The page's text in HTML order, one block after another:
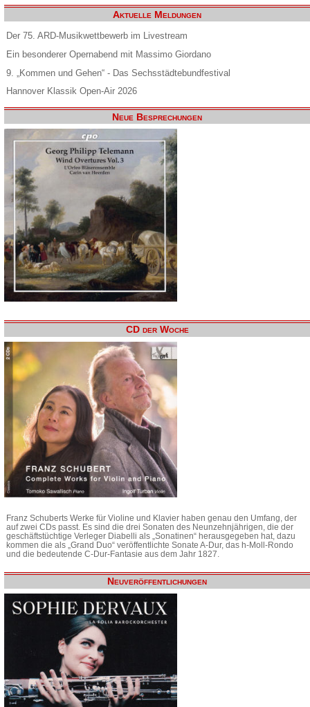
Aktuelle Meldungen
Der 75. ARD-Musikwettbewerb im Livestream
Ein besonderer Opernabend mit Massimo Giordano
9. „Kommen und Gehen“ - Das Sechsstädtebundfestival
Hannover Klassik Open-Air 2026
Neue Besprechungen
CD der Woche
Franz Schuberts Werke für Violine und Klavier haben genau den Umfang, der
auf zwei CDs passt. Es sind die drei Sonaten des Neunzehnjährigen, die der
geschäftstüchtige Verleger Diabelli als „Sonatinen“ herausgegeben hat, dazu
kommen die als „Grand Duo“ veröffentlichte Sonate A-Dur, das h-Moll-Rondo
und die bedeutende C-Dur-Fantasie aus dem Jahr 1827.
Neuveröffentlichungen